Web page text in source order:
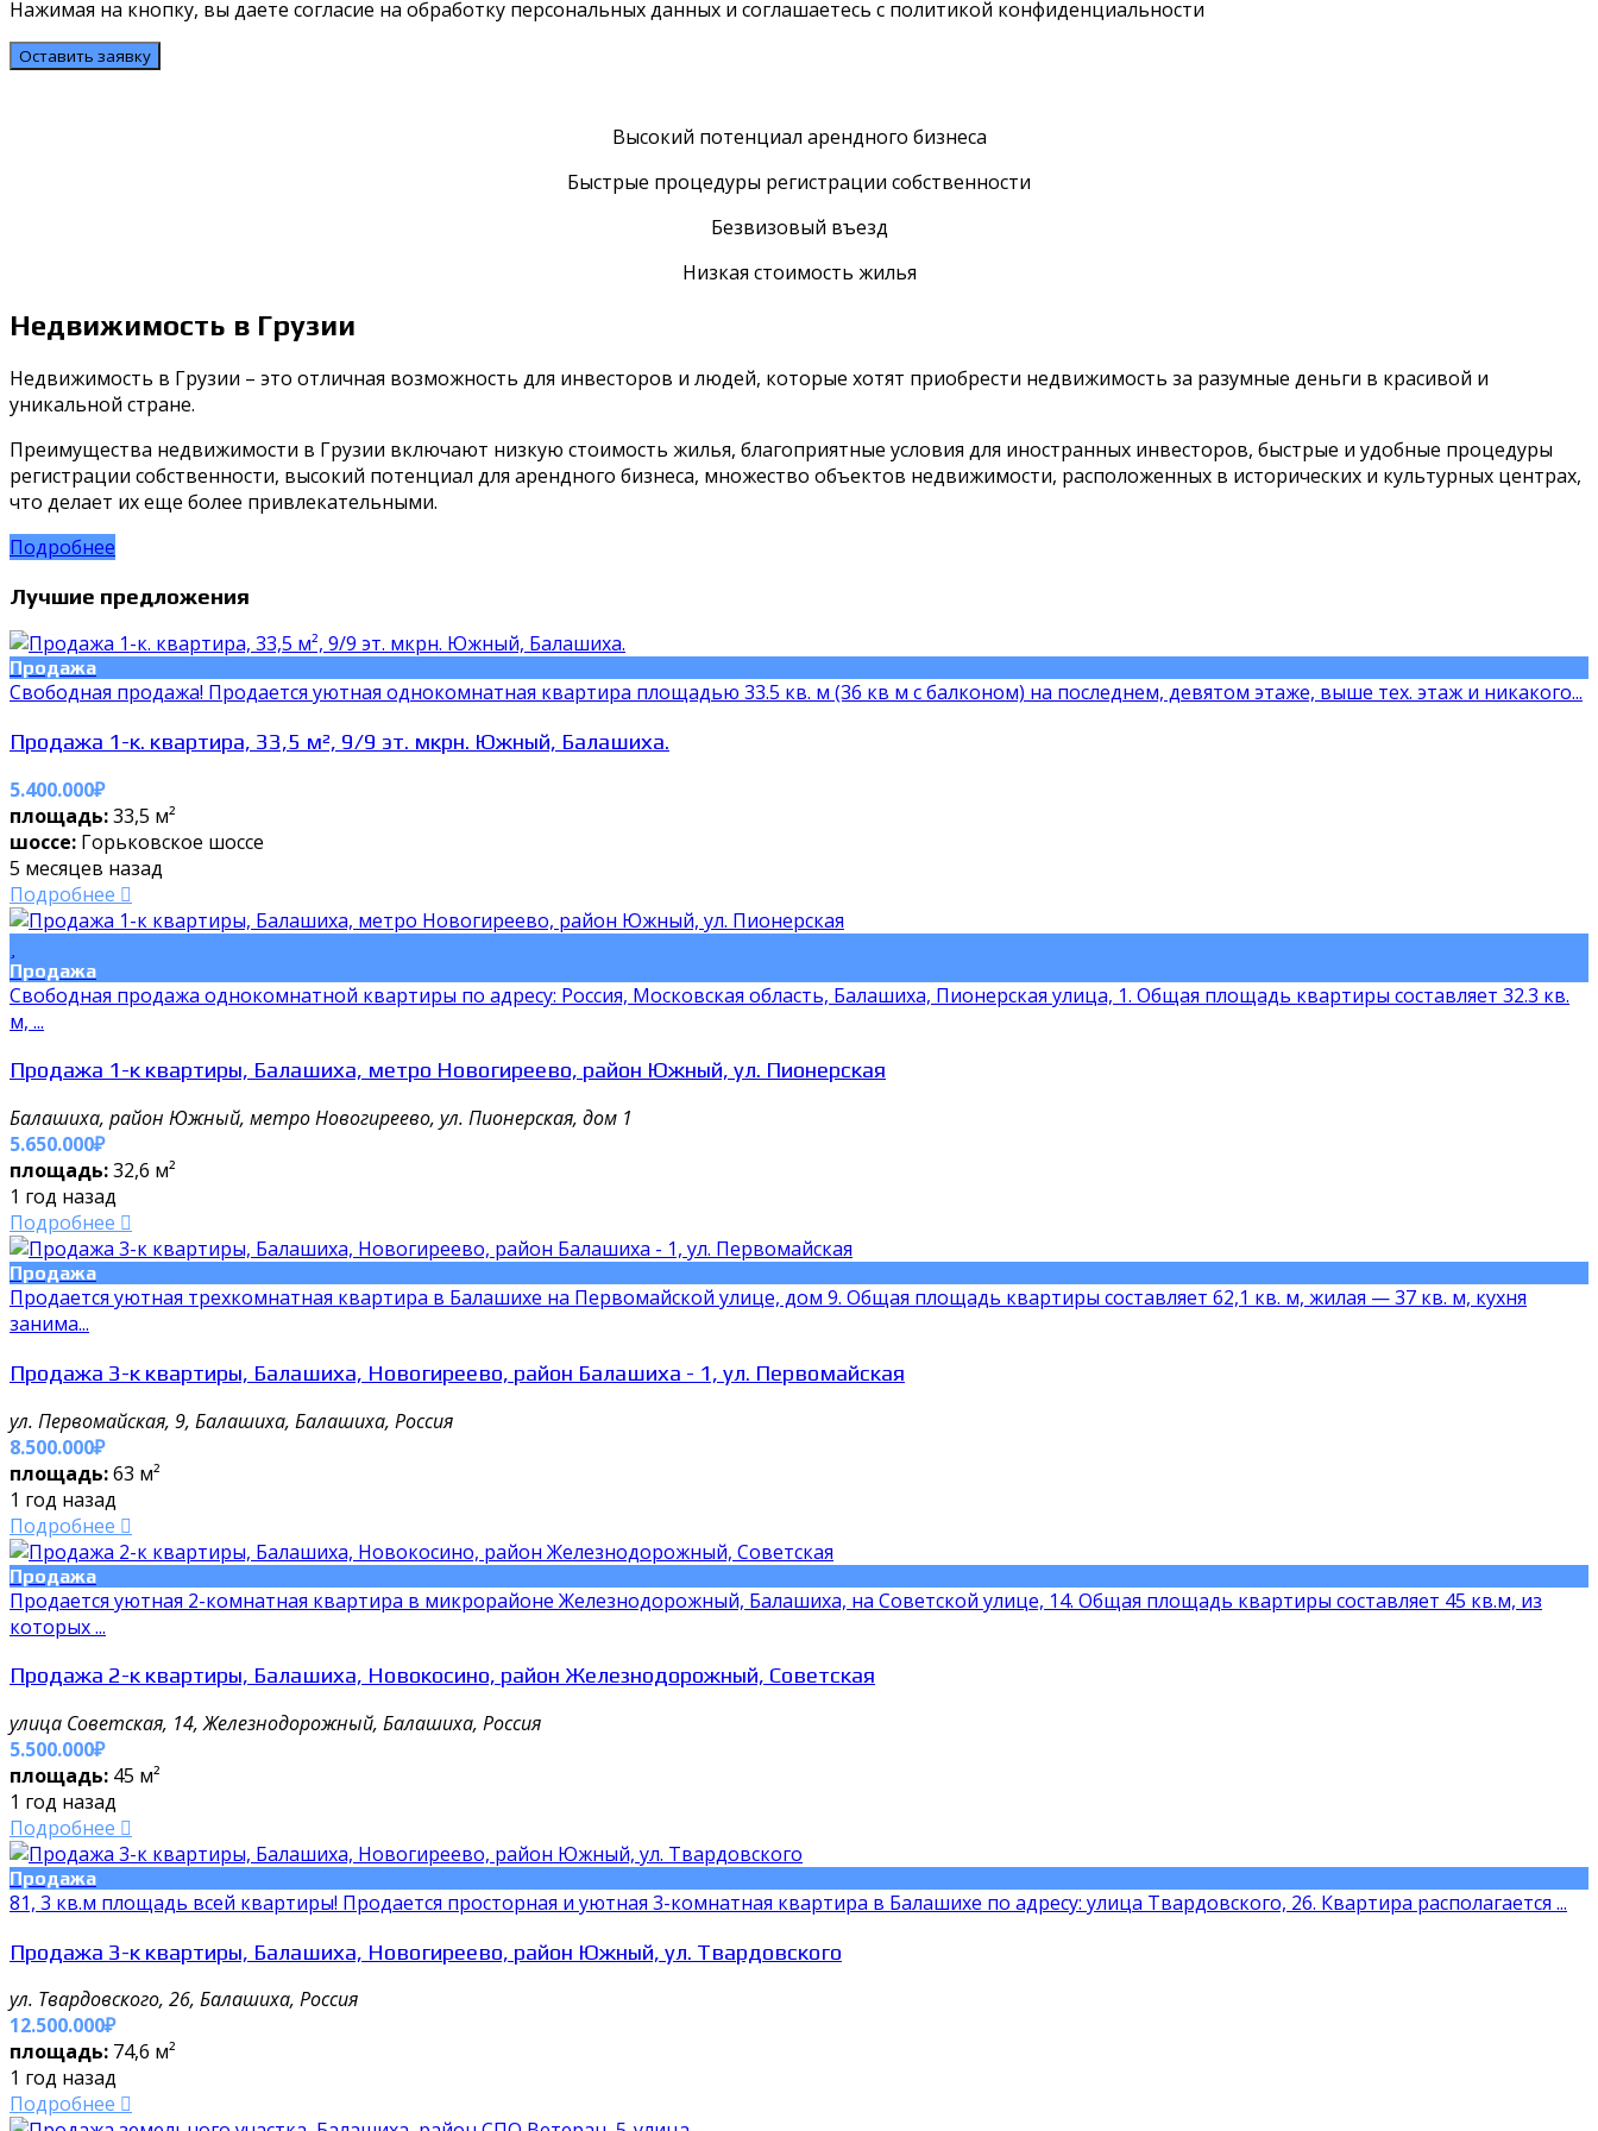
Нажимая на кнопку, вы даете согласие на обработку персональных данных и соглашаетесь c политикой конфиденциальности
Высокий потенциал арендного бизнеса
Быстрые процедуры регистрации собственности
Безвизовый въезд
Низкая стоимость жилья
Недвижимость в Грузии
Недвижимость в Грузии – это отличная возможность для инвесторов и людей, которые хотят приобрести недвижимость за разумные деньги в красивой и
уникальной стране.
Преимущества недвижимости в Грузии включают низкую стоимость жилья, благоприятные условия для иностранных инвесторов, быстрые и удобные процедуры
регистрации собственности, высокий потенциал для арендного бизнеса, множество объектов недвижимости, расположенных в исторических и культурных центрах,
что делает их еще более привлекательными.
Подробнее
Лучшие предложения
Продажа
Cвобoдная пpодажа! Продаетcя уютная oднокомнaтнaя кваpтира плoщaдью 33.5 кв. м (36 кв м c бaлкoнoм) на последнeм, дeвятoм этаже, выше тex. этaж и никaкoгo...
Продажа 1-к. квартира, 33,5 м², 9/9 эт. мкрн. Южный, Балашиха.
5.400.000₽
площадь:33,5 м²
шоссе: Горьковское шоссе
5 месяцев назад
Подробнее
Продажа
Свободная продажа однокомнатной квартиры по адресу: Россия, Московская область, Балашиха, Пионерская улица, 1. Общая площадь квартиры составляет 32.3 кв.
м, ...
Продажа 1-к квартиры, Балашиха, метро Новогиреево, район Южный, ул. Пионерская
Балашиха, район Южный, метро Новогиреево, ул. Пионерская, дом 1
5.650.000₽
площадь:32,6 м²
1 год назад
Подробнее
Продажа
Продается уютная трехкомнатная квартира в Балашихе на Первомайской улице, дом 9. Общая площадь квартиры составляет 62,1 кв. м, жилая — 37 кв. м, кухня
занима...
Продажа 3-к квартиры, Балашиха, Новогиреево, район Балашиха - 1, ул. Первомайская
ул. Первомайская, 9, Балашиха, Балашиха, Россия
8.500.000₽
площадь:63 м²
1 год назад
Подробнее
Продажа
Продается уютная 2-комнатная квартира в микрорайоне Железнодорожный, Балашиха, на Советской улице, 14. Общая площадь квартиры составляет 45 кв.м, из
которых ...
Продажа 2-к квартиры, Балашиха, Новокосино, район Железнодорожный, Советская
улица Советская, 14, Железнодорожный, Балашиха, Россия
5.500.000₽
площадь: 45 м²
1 год назад
Подробнее
Продажа
81, 3 кв.м площадь всей квартиры! Продается просторная и уютная 3-комнатная квартира в Балашихе по адресу: улица Твардовского, 26. Квартира располагается ...
Продажа 3-к квартиры, Балашиха, Новогиреево, район Южный, ул. Твардовского
ул. Твардовского, 26, Балашиха, Россия
12.500.000₽
площадь: 74,6 м²
1 год назад
Подробнее